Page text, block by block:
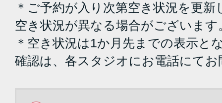
＊ご予約が入り次第空き状況を更
空き状況が異なる場合がございます
＊空き状況は1か月先までの表示と
確認は、各スタジオにお電話にて